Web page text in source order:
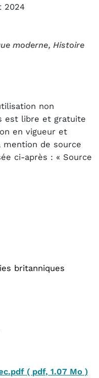
2024
moderne, Histoire
non
est libre et gratuite
en vigueur et
de source
ci-après : « Source
britanniques
( pdf, 1.07 Mo )